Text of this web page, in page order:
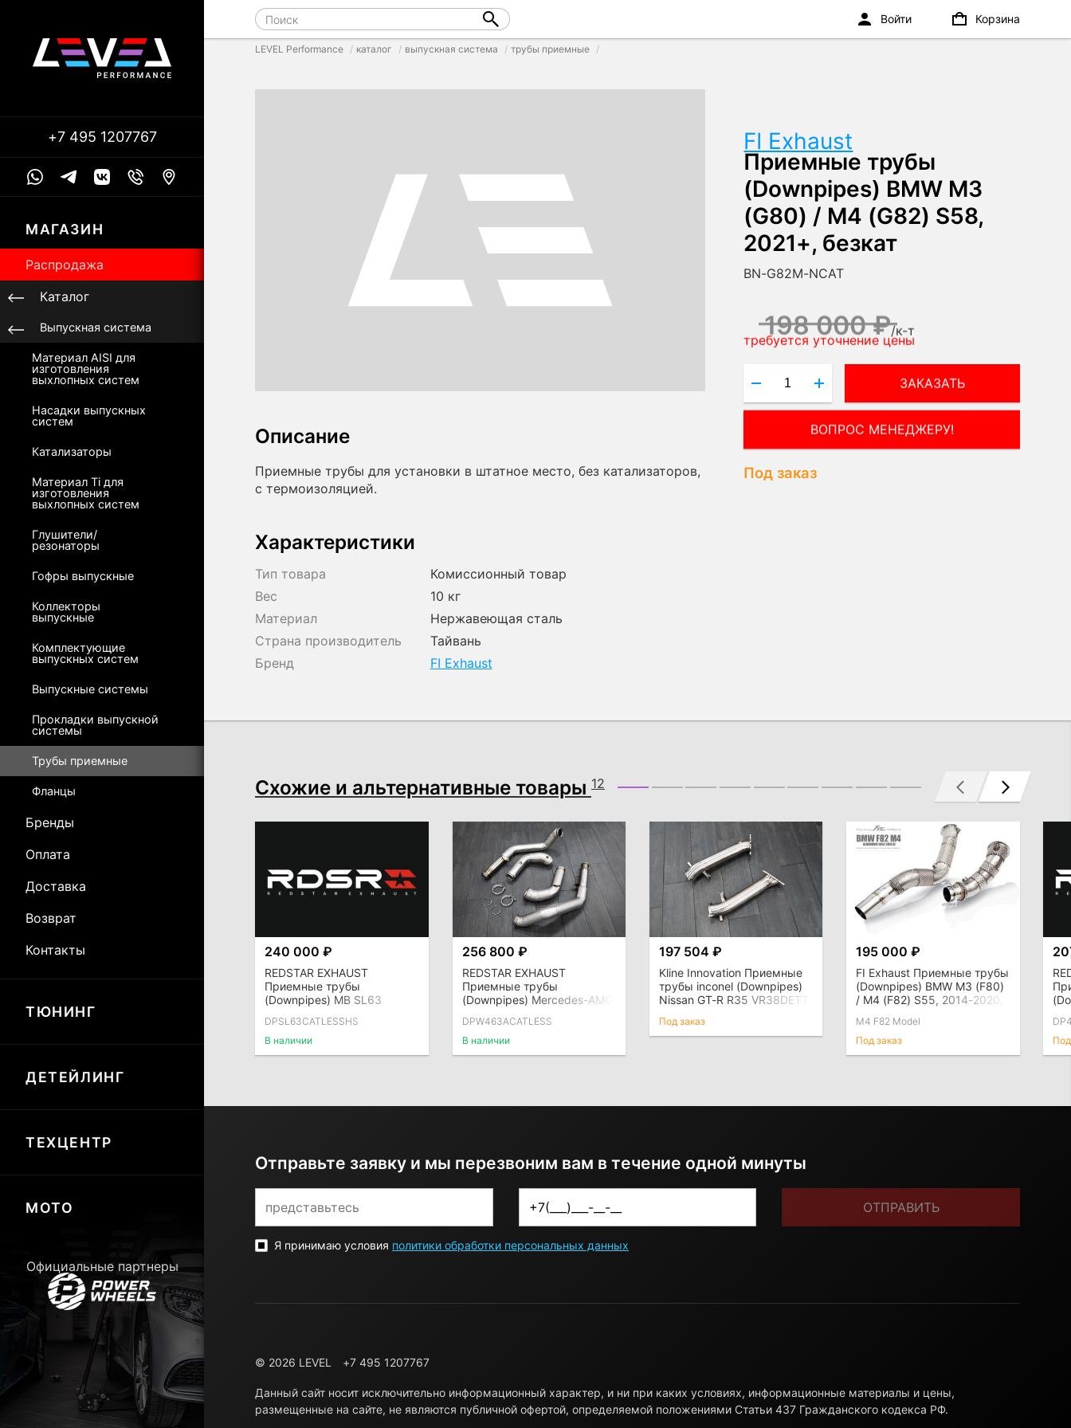
LEVEL Performance каталог выпускная система трубы приемные
FI Exhaust
Приемные трубы
(Downpipes) BMW M3
(G80) / M4 (G82) S58,
2021+, безкат
BN-G82M-NCAT
198 000 ₽/к-т
требуется уточнение цены
ЗАКАЗАТЬ
ВОПРОС МЕНЕДЖЕРУ!
Под заказ
Описание
Приемные трубы для установки в штатное место, без катализаторов,
с термоизоляцией.
Характеристики
Тип товара
Комиссионный товар
Вес
10 кг
Материал
Нержавеющая сталь
Страна производитель
Тайвань
Бренд
FI Exhaust
Схожие и альтернативные товары 12
240 000 ₽
REDSTAR EXHAUST
Приемные трубы
(Downpipes) MB SL63
термозащитой
DPSL63CATLESSHS
В наличии
256 800 ₽
REDSTAR EXHAUST
Приемные трубы
(Downpipes) Mercedes-AMG
катализаторов с
термозащитой
DPW463ACATLESS
В наличии
197 504 ₽
Kline Innovation Приемные
трубы inconel (Downpipes)
Nissan GT-R R35 VR38DETT
Под заказ
195 000 ₽
FI Exhaust Приемные трубы
(Downpipes) BMW M3 (F80)
/ M4 (F82) S55, 2014-2020,
M4 F82 Model
Под заказ
Отправьте заявку и мы перезвоним вам в течение одной минуты
ОТПРАВИТЬ
Я принимаю условия политики обработки персональных данных
© 2026 LEVEL +7 495 1207767
Данный сайт носит исключительно информационный характер, и ни при каких условиях, информационные материалы и цены,
размещенные на сайте, не являются публичной офертой, определяемой положениями Статьи 437 Гражданского кодекса РФ.
+7 495 1207767
МАГАЗИН
Распродажа
Каталог
Выпускная система
Материал AISI для
изготовления
выхлопных систем
Насадки выпускных
систем
Катализаторы
Материал Ti для
изготовления
выхлопных систем
Глушители/
резонаторы
Гофры выпускные
Коллекторы
выпускные
Комплектующие
выпускных систем
Выпускные системы
Прокладки выпускной
системы
Трубы приемные
Фланцы
Бренды
Оплата
Доставка
Возврат
Контакты
ТЮНИНГ
ДЕТЕЙЛИНГ
ТЕХЦЕНТР
МОТО
Официальные партнеры
Войти Корзина